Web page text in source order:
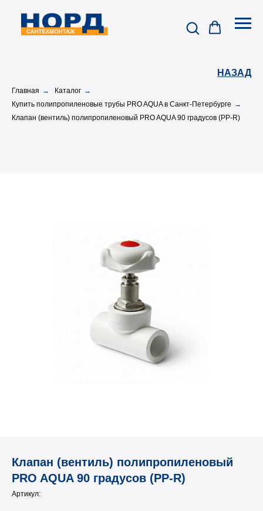
НАЗАД
Главная → Каталог →
Купить полипропиленовые трубы PRO AQUA в Санкт-Петербурге →
Клапан (вентиль) полипропиленовый PRO AQUA 90 градусов (PP-R)
Клапан (вентиль) полипропиленовый
PRO AQUA 90 градусов (PP-R)
Артикул: